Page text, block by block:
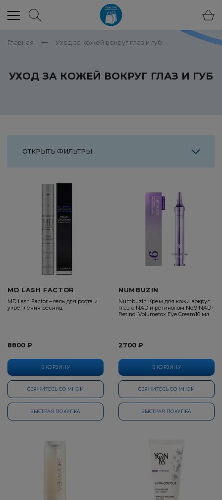
Главная Уход за кожей вокруг глаз и губ
УХОД ЗА КОЖЕЙ ВОКРУГ ГЛАЗ И ГУБ
ОТКРЫТЬ ФИЛЬТРЫ
В КОРЗИНУ
СВЯЖИТЕСЬ СО МНОЙ
БЫСТРАЯ ПОКУПКА
MD LASH FACTOR
MD Lash Factor – гель для роста и
укрепления ресниц
8800 ₽
В КОРЗИНУ
СВЯЖИТЕСЬ СО МНОЙ
БЫСТРАЯ ПОКУПКА
NUMBUZIN
Numbuzin Крем для кожи вокруг
глаз с NAD и ретинолом No.9 NAD+
Retinol Volumetox Eye Cream10 мл
2700 ₽